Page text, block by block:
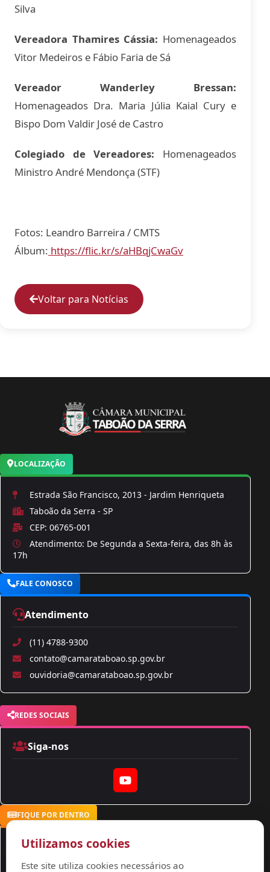
Silva
Vereadora Thamires Cássia: Homenageados
Vitor Medeiros e Fábio Faria de Sá
Vereador Wanderley Bressan:
Homenageados Dra. Maria Júlia Kaial Cury e
Bispo Dom Valdir José de Castro
Colegiado de Vereadores: Homenageados
Ministro André Mendonça (STF)
Fotos: Leandro Barreira / CMTS
Álbum: https://flic.kr/s/aHBqjCwaGv
Voltar para Notícias
LOCALIZAÇÃO
Estrada São Francisco, 2013 - Jardim Henriqueta
Taboão da Serra - SP
CEP: 06765-001
Atendimento: De Segunda a Sexta-feira, das 8h às
17h
FALE CONOSCO
Atendimento
(11) 4788-9300
contato@camarataboao.sp.gov.br
ouvidoria@camarataboao.sp.gov.br
REDES SOCIAIS
Siga-nos
YouTube
FIQUE POR DENTRO
Notícias
Utilizamos cookies
Este site utiliza cookies necessários ao